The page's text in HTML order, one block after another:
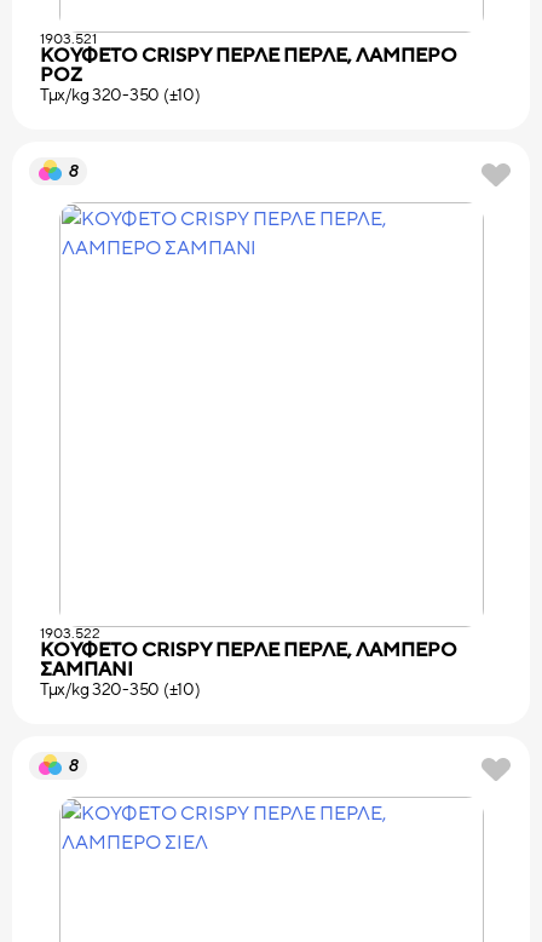
1903.521
ΚΟΥΦΕΤΟ CRISPY ΠΕΡΛΕ ΠΕΡΛΕ, ΛΑΜΠΕΡΟ
ΡΟΖ
Τμχ/kg 320-350 (±10)
8
1903.522
ΚΟΥΦΕΤΟ CRISPY ΠΕΡΛΕ ΠΕΡΛΕ, ΛΑΜΠΕΡΟ
ΣΑΜΠΑΝΙ
Τμχ/kg 320-350 (±10)
8